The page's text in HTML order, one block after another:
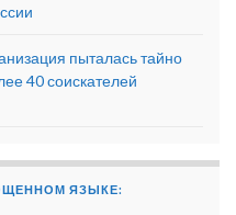
пыталась тайно
40 соискателей
ЯЗЫКЕ: